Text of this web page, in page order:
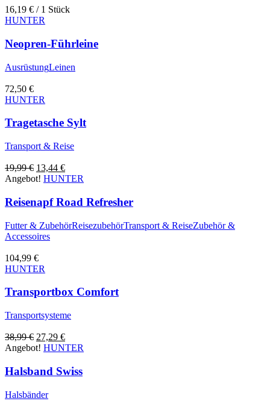
16,19 € / 1 Stück
HUNTER
Neopren-Führleine
AusrüstungLeinen
72,50 €
HUNTER
Tragetasche Sylt
Transport & Reise
19,99€ Ursprünglicher
Preis
19,99 €
13,44 €Aktueller
Preis
13,44 €.
Angebot! HUNTER
Reisenapf Road Refresher
Futter & ZubehörReisezubehörTransport & ReiseZubehör &
Accessoires
104,99 €
HUNTER
Transportbox Comfort
Transportsysteme
38,99€ Ursprünglicher
Preis
38,99 €
27,29 €Aktueller
Preis
27,29 €.
Angebot! HUNTER
Halsband Swiss
Halsbänder